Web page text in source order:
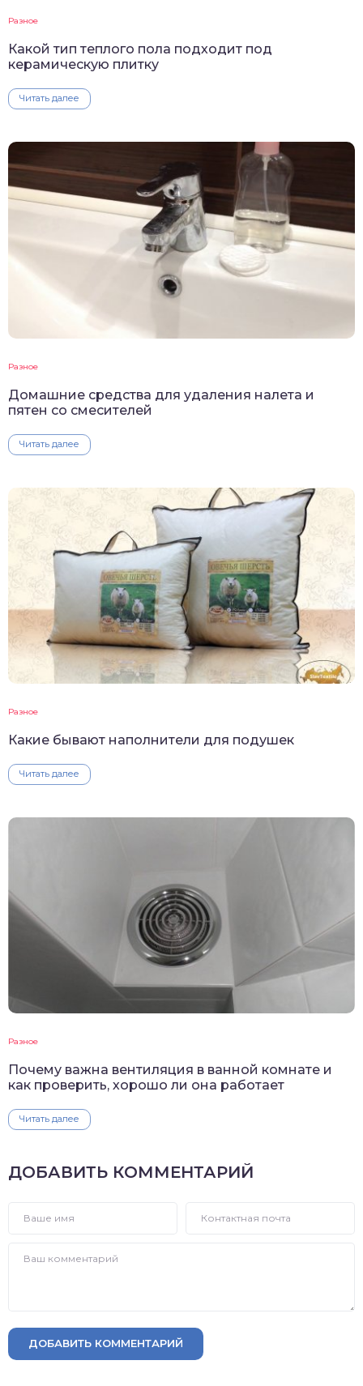
Разное
Какой тип теплого пола подходит под
керамическую плитку
Читать далее
Разное
Домашние средства для удаления налета и
пятен со смесителей
Читать далее
Разное
Какие бывают наполнители для подушек
Читать далее
Разное
Почему важна вентиляция в ванной комнате и
как проверить, хорошо ли она работает
Читать далее
ДОБАВИТЬ КОММЕНТАРИЙ
ДОБАВИТЬ КОММЕНТАРИЙ